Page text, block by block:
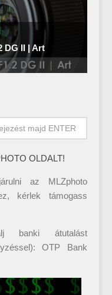
OLDALT!
az MLZphoto
kérlek támogass
banki átutalást
OTP Bank